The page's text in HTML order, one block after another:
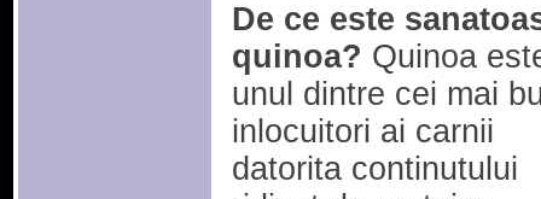
De ce este
quinoa? Quinoa
unul dintre cei mai
inlocuitori ai carnii
datorita continutului